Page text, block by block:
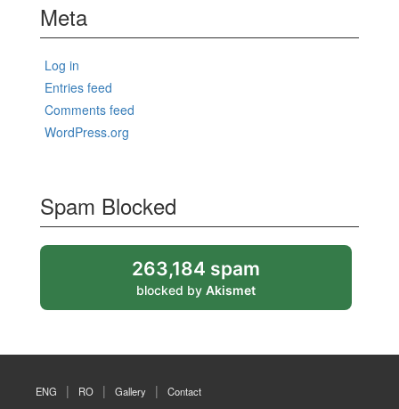
Meta
Log in
Entries feed
Comments feed
WordPress.org
Spam Blocked
263,184 spam
blocked by Akismet
ENG RO Gallery Contact